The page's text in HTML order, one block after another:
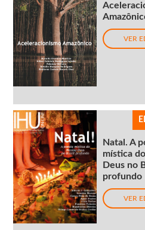
VER
Natal. A
mística
Deus no
profundo
VER